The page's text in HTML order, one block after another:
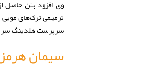
ترمیمی ترک‌های
سرپرست هلدینگ
سیمان